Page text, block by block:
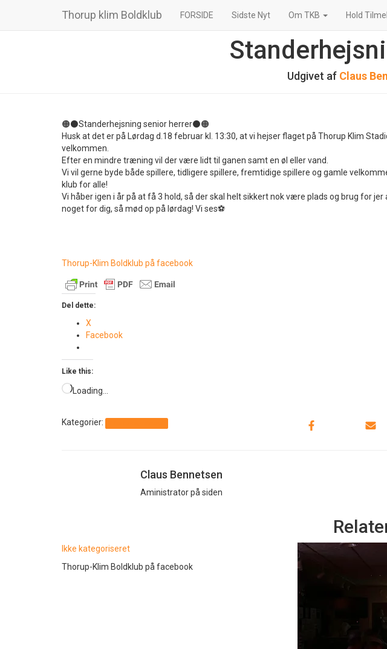
Thorup klim Boldklub FORSIDE Sidste Nyt Om TKB Hold
Udgivet af Claus
🟠⚫️Standerhejsning senior herrer⚫️🟠
Husk at det er på Lørdag d.18 februar kl. 13:30, at vi hejser flaget på Thorup Klim
velkommen.
Efter en mindre træning vil der være lidt til ganen samt en øl eller vand.
Vi vil gerne byde både spillere, tidligere spillere, fremtidige spillere og gamle
klub for alle!
Vi håber igen i år på at få 3 hold, så der skal helt sikkert nok være plads og brug for
noget for dig, så mød op på lørdag! Vi ses⚽️
Thorup-Klim Boldklub på facebook
Del dette:
X
Facebook
Like this:
Loading…
Kategorier:
Claus Bennetsen
Aministrator på siden
Ikke kategoriseret
Thorup-Klim Boldklub på facebook